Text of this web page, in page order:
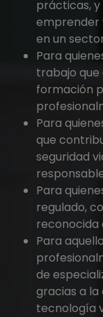
prácticas,
emprender
en un
Para
trabajo
formación
Para
que
seguridad
Para
regulado,
reconocida
Para
de
gracias a
tecnología